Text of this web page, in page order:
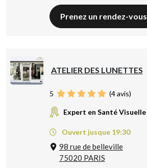
Prenez un rendez-vous
ATELIER DES LUNETTES
5 (4avis)
Expert en Santé Visuelle
Ouvert jusque 19:30
98 rue de belleville
75020 PARIS